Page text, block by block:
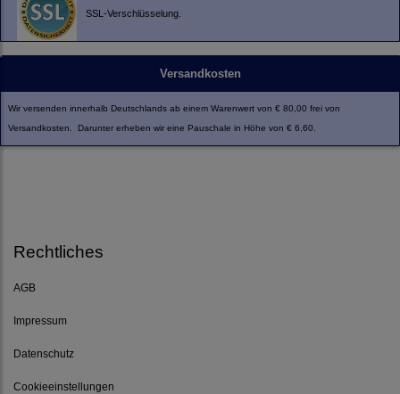
SSL-Verschlüsselung.
Versandkosten
Wir versenden innerhalb Deutschlands ab einem Warenwert von € 80,00 frei von
Versandkosten. Darunter erheben wir eine Pauschale in Höhe von € 6,60.
Rechtliches
AGB
Impressum
Datenschutz
Cookieeinstellungen